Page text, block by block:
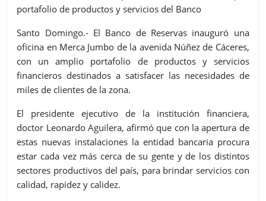
portafolio de productos y servicios del Banco
Santo Domingo.- El Banco de Reservas inauguró una
oficina en Merca Jumbo de la avenida Núñez de Cáceres,
con un amplio portafolio de productos y servicios
financieros destinados a satisfacer las necesidades de
miles de clientes de la zona.
El presidente ejecutivo de la institución financiera,
doctor Leonardo Aguilera, afirmó que con la apertura de
estas nuevas instalaciones la entidad bancaria procura
estar cada vez más cerca de su gente y de los distintos
sectores productivos del país, para brindar servicios con
calidad, rapidez y calidez.